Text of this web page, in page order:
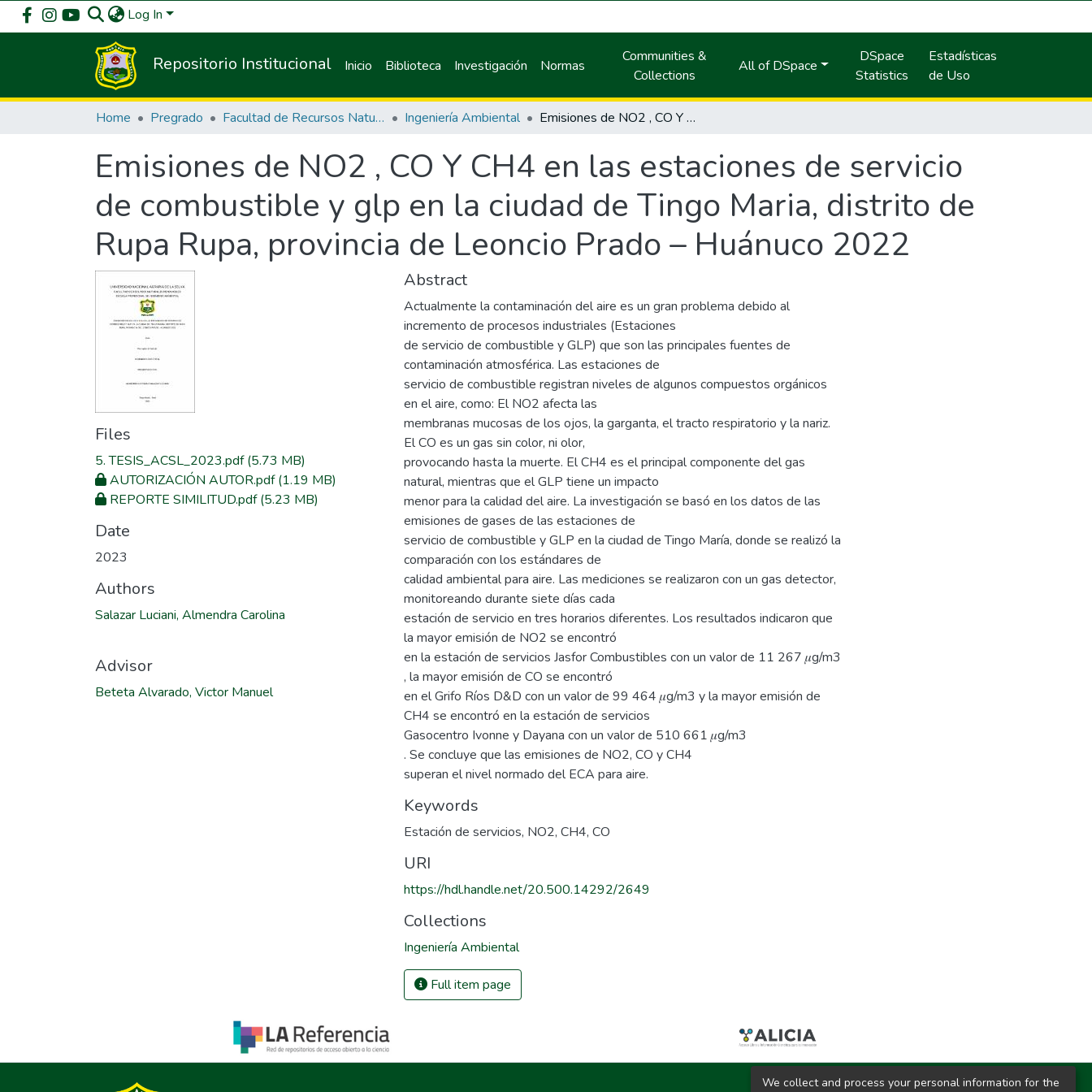
Log In
Repositorio Institucional Inicio Biblioteca Investigación Normas
Communities &
Collections
All of DSpace
DSpace
Statistics
Estadísticas
de Uso
Home Pregrado Facultad de Recursos Naturales Renovables Ingeniería Ambiental Emisiones de NO2 , CO Y CH4 en las estaciones de servicio de combustible y glp en la ciudad de Tingo Maria, distrito de Rupa Rupa, provincia de Leoncio Prado – Huánuco 2022
Emisiones de NO2 , CO Y CH4 en las estaciones de servicio
de combustible y glp en la ciudad de Tingo Maria, distrito de
Rupa Rupa, provincia de Leoncio Prado – Huánuco 2022
Files
5. TESIS_ACSL_2023.pdf(5.73 MB)
AUTORIZACIÓN AUTOR.pdf(1.19 MB)
REPORTE SIMILITUD.pdf(5.23 MB)
Date
2023
Authors
Salazar Luciani, Almendra Carolina
Advisor
Beteta Alvarado, Victor Manuel
Abstract
Actualmente la contaminación del aire es un gran problema debido al
incremento de procesos industriales (Estaciones
de servicio de combustible y GLP) que son las principales fuentes de
contaminación atmosférica. Las estaciones de
servicio de combustible registran niveles de algunos compuestos orgánicos
en el aire, como: El NO2 afecta las
membranas mucosas de los ojos, la garganta, el tracto respiratorio y la nariz.
El CO es un gas sin color, ni olor,
provocando hasta la muerte. El CH4 es el principal componente del gas
natural, mientras que el GLP tiene un impacto
menor para la calidad del aire. La investigación se basó en los datos de las
emisiones de gases de las estaciones de
servicio de combustible y GLP en la ciudad de Tingo María, donde se realizó la
comparación con los estándares de
calidad ambiental para aire. Las mediciones se realizaron con un gas detector,
monitoreando durante siete días cada
estación de servicio en tres horarios diferentes. Los resultados indicaron que
la mayor emisión de NO2 se encontró
en la estación de servicios Jasfor Combustibles con un valor de 11 267 𝜇g/m3
, la mayor emisión de CO se encontró
en el Grifo Ríos D&D con un valor de 99 464 𝜇g/m3 y la mayor emisión de
CH4 se encontró en la estación de servicios
Gasocentro Ivonne y Dayana con un valor de 510 661 𝜇g/m3
. Se concluye que las emisiones de NO2, CO y CH4
superan el nivel normado del ECA para aire.
Keywords
Estación de servicios, NO2, CH4, CO
URI
https://hdl.handle.net/20.500.14292/2649
Collections
Ingeniería Ambiental
Full item page
We collect and process your personal information for the